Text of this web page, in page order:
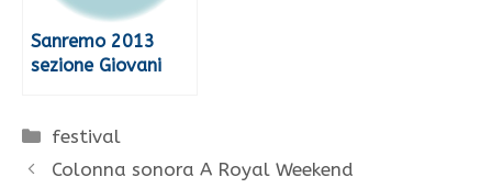
Sanremo 2013
sezione Giovani
Categorie
festival
Colonna sonora A Royal Weekend